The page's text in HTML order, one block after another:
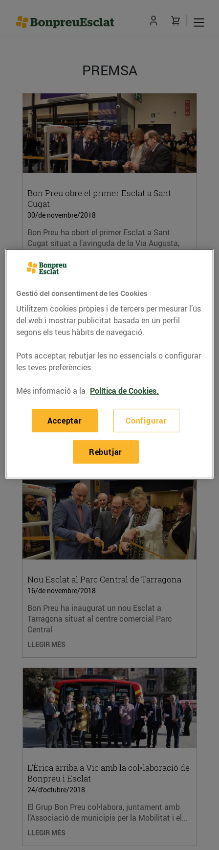
PREMSA
Bon Preu obre el primer Esclat a Sant
Cugat
30/de novembre/2018
Bon Preu ha obert el primer Esclat a Sant
Cugat situat a l’avinguda de la Via Augusta,
LLEGIR MÉS
Nou Esclat al centre comercial portalloret
a Lloret de Mar
28/de novembre/2018
Bon Preu ha inaugurat un nou Esclat a Lloret
Nou Esclat al Parc Central de Tarragona
16/de novembre/2018
Bon Preu ha inaugurat un nou Esclat a
Tarragona situat al centre comercial Parc
Central
LLEGIR MÉS
L’Èrica arriba a Vic amb la col•laboració de
Bonpreu i Esclat
24/d’octubre/2018
El Grup Bon Preu col•labora, juntament amb
l’Associació de municipis per la Mobilitat i el...
LLEGIR MÉS
Gestió del consentiment de les Cookies
Utilitzem cookies pròpies i de tercers per mesurar l’ús
del web i mostrar publicitat basada en un perfil
segons els teus hàbits de navegació.
Pots acceptar, rebutjar les no essencials o configurar
les teves preferències.
Més informació a la Política de Cookies.
Configurar
Rebutjar
Acceptar